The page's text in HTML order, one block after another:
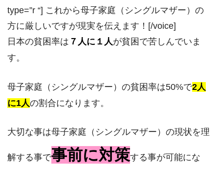
type=”r “] これから母子家庭（シングルマザー）の
方に厳しいですが現実を伝えます！[/voice]
日本の貧困率は ７人に１人が貧困で苦しんでいま
す。
母子家庭（シングルマザー）の貧困率は50%で2人
に1人の割合になります。
大切な事は母子家庭（シングルマザー）の現状を理
解する事で事前に対策する事が可能にな